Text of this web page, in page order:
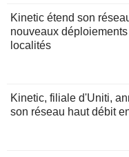
Kinetic étend son
nouveaux
localités
Kinetic, filiale d'Uniti,
son réseau haut débit